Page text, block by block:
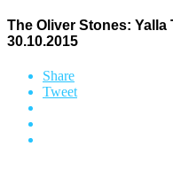
The Oliver Stones:
30.10.2015
Share
Tweet